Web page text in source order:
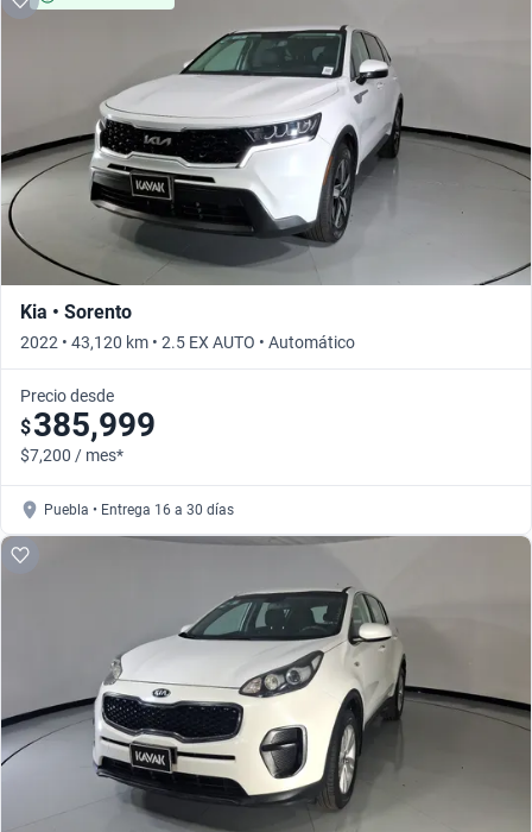
Kia • Sorento
2022 • 43,120 km • 2.5 EX AUTO • Automático
Precio desde
$385,999
$7,200 / mes*
Puebla • Entrega 16 a 30 días